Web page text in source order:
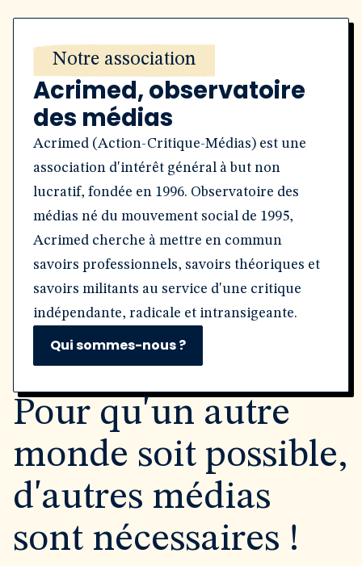
Notre association
Acrimed, observatoire
des médias
Acrimed (Action-Critique-Médias) est une
association d'intérêt général à but non
lucratif, fondée en 1996. Observatoire des
médias né du mouvement social de 1995,
Acrimed cherche à mettre en commun
savoirs professionnels, savoirs théoriques et
savoirs militants au service d'une critique
indépendante, radicale et intransigeante.
Qui sommes-nous ?
Pour qu'un autre
monde soit possible,
d'autres médias
sont nécessaires !